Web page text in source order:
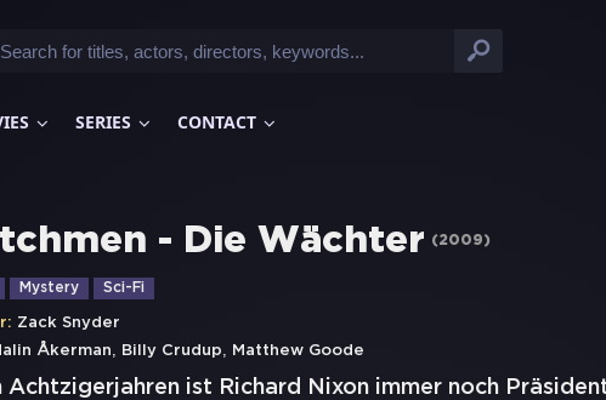
SERIES CONTACT
- Die Wächter (2009)
Mystery Sci-Fi
Zack Snyder
Åkerman, Billy Crudup, Matthew Goode
Achtzigerjahren ist Richard Nixon immer noch